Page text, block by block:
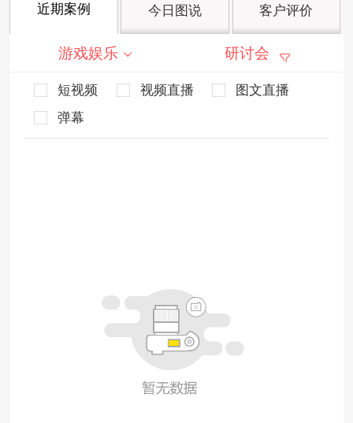
近期案例 今日图说 客户评价
游戏娱乐 研讨会
短视频 视频直播
图文直播
弹幕